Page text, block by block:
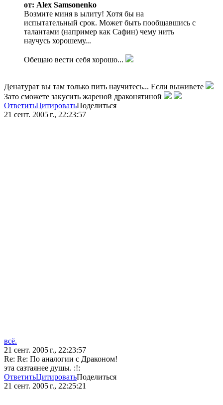
от: Alex Samsonenko
Возмите миня в ылиту! Хотя бы на
испытательный срок. Может быть пообщавшись с
талантами (например как Сафин) чему нить
научусь хорошему...
Обещаю вести себя хорошо...
Денатурат вы там только пить научитесь... Если выживете
Зато сможете закусить жареной драконятиной
ОтветитьЦитироватьПоделиться
21 сент. 2005 г., 22:23:57
всё.
21 сент. 2005 г., 22:23:57
Re: Re: По аналогии с Драконом!
эта сазтаянее душы. :!:
ОтветитьЦитироватьПоделиться
21 сент. 2005 г., 22:25:21